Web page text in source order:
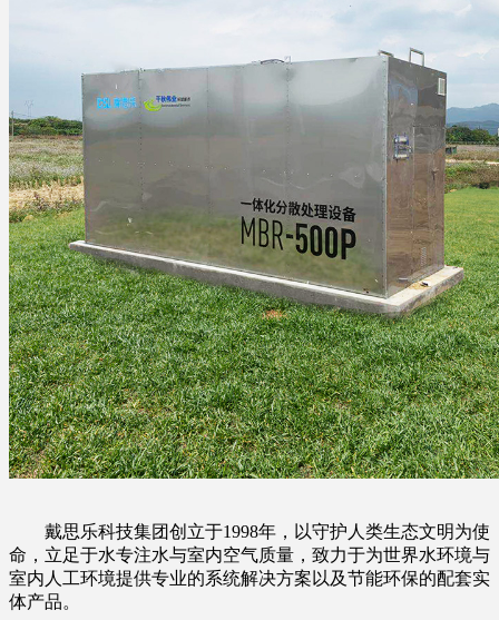
戴思乐科技集团创立于1998年，以守护人类生态文明为使
命，立足于水专注水与室内空气质量，致力于为世界水环境与
室内人工环境提供专业的系统解决方案以及节能环保的配套实
体产品。